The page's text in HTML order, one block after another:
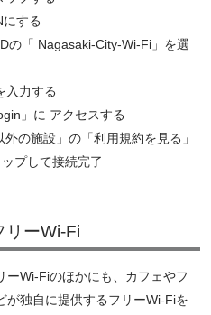
にする
の「 Nagasaki-City-Wi-Fi」を選
入力する
」に アクセスする
の施設」の「利用規約を見る」
プして接続完了
リーWi-Fi
ーWi-Fiのほかにも、カフェやフ
が独自に提供するフリーWi-Fiを